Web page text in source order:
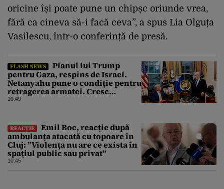
oricine își poate pune un chipșc oriunde vrea,
fără ca cineva să-i facă ceva”, a spus Lia Olguța
Vasilescu, într-o conferință de presă.
FLASH NEWS
Planul lui Trump
pentru Gaza, respins de Israel.
Netanyahu pune o condiție pentru
retragerea armatei. Cresc
tensiunile în Orientul Mijlociu
10:49
REACȚIE
Emil Boc, reacție după
ambulanța atacată cu topoare în
Cluj: ”Violenţa nu are ce exista în
spaţiul public sau privat”
10:45